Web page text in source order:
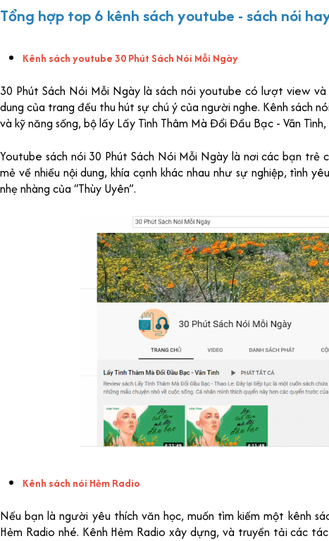
Tổng hợp top 6 kênh sách youtube - sách nói
Kênh sách youtube 30 Phút Sách Nói Mỗi Ngày
30 Phút Sách Nói Mỗi Ngày là sách nói youtube có lượt view
dung của trang đều thu hút sự chú ý của người nghe. Kênh sách
và kỹ năng sống, bộ lấy Lấy Tình Thâm Mà Đổi Đầu Bạc - Vãn
Youtube sách nói 30 Phút Sách Nói Mỗi Ngày là nơi các bạn trẻ
mẻ về nhiều nội dung, khía cạnh khác nhau như sự nghiệp, tình
nhẹ nhàng của “Thùy Uyên”.
Kênh sách nói Hẻm Radio
Nếu bạn là người yêu thích văn học, muốn tìm kiếm một kênh
Hẻm Radio nhé. Kênh Hẻm Radio xây dựng, và truyền tải các